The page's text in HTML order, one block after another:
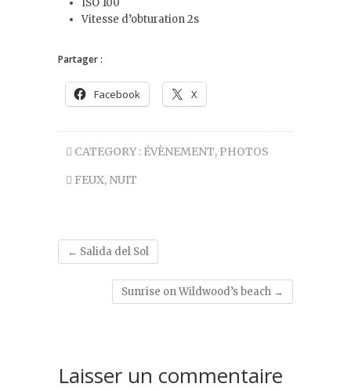
ISO 100
Vitesse d’obturation 2s
Partager :
Facebook X
CATEGORY : ÉVÈNEMENT, PHOTOS
FEUX, NUIT
← Salida del Sol
Sunrise on Wildwood’s beach →
Laisser un commentaire